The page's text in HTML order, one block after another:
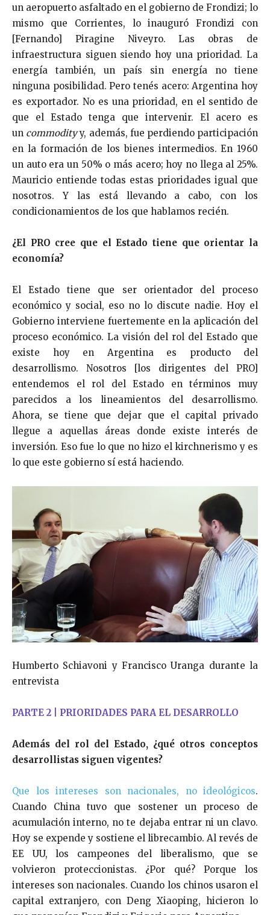
un aeropuerto asfaltado en el gobierno de Frondizi; lo
mismo que Corrientes, lo inauguró Frondizi con
[Fernando] Piragine Niveyro. Las obras de
infraestructura siguen siendo hoy una prioridad. La
energía también, un país sin energía no tiene
ninguna posibilidad. Pero tenés acero: Argentina hoy
es exportador. No es una prioridad, en el sentido de
que el Estado tenga que intervenir. El acero es
un commodityy, además, fue perdiendo participación
en la formación de los bienes intermedios. En 1960
un auto era un 50% o más acero; hoy no llega al 25%.
Mauricio entiende todas estas prioridades igual que
nosotros. Y las está llevando a cabo, con los
condicionamientos de los que hablamos recién.
¿El PRO cree que el Estado tiene que orientar la
economía?
El Estado tiene que ser orientador del proceso
económico y social, eso no lo discute nadie. Hoy el
Gobierno interviene fuertemente en la aplicación del
proceso económico. La visión del rol del Estado que
existe hoy en Argentina es producto del
desarrollismo. Nosotros [los dirigentes del PRO]
entendemos el rol del Estado en términos muy
parecidos a los lineamientos del desarrollismo.
Ahora, se tiene que dejar que el capital privado
llegue a aquellas áreas donde existe interés de
inversión. Eso fue lo que no hizo el kirchnerismo y es
lo que este gobierno sí está haciendo.
Humberto Schiavoni y Francisco Uranga durante la
entrevista
PARTE 2 | PRIORIDADES PARA EL DESARROLLO
Además del rol del Estado, ¿qué otros conceptos
desarrollistas siguen vigentes?
Que los intereses son nacionales, no ideológicos.
Cuando China tuvo que sostener un proceso de
acumulación interno, no te dejaba entrar ni un clavo.
Hoy se expende y sostiene el librecambio. Al revés de
EE UU, los campeones del liberalismo, que se
volvieron proteccionistas. ¿Por qué? Porque los
intereses son nacionales. Cuando los chinos usaron el
capital extranjero, con Deng Xiaoping, hicieron lo